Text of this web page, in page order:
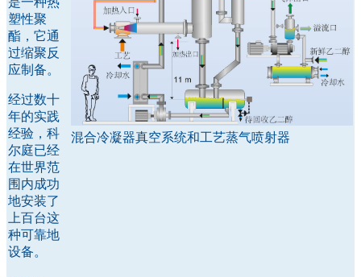
塑性聚
酯，它通
过缩聚反
应制备。
经过数十
年的实践
经验，科
尔庭已经
在世界范
围内成功
地安装了
上百台这
种可靠地
设备。
混合冷凝器真空系统和工艺蒸气喷射器